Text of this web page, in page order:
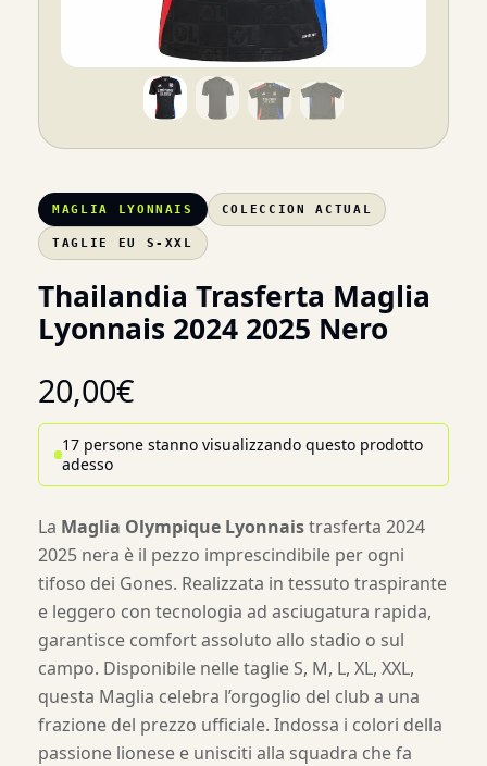
MAGLIA LYONNAIS COLECCION ACTUAL
TAGLIE EU S-XXL
Thailandia Trasferta Maglia
Lyonnais 2024 2025 Nero
20,00€
17 persone stanno visualizzando questo prodotto
adesso
La Maglia Olympique Lyonnaistrasferta 2024
2025 nera è il pezzo imprescindibile per ogni
tifoso dei Gones. Realizzata in tessuto traspirante
e leggero con tecnologia ad asciugatura rapida,
garantisce comfort assoluto allo stadio o sul
campo. Disponibile nelle taglie S, M, L, XL, XXL,
questa Maglia celebra l’orgoglio del club a una
frazione del prezzo ufficiale. Indossa i colori della
passione lionese e unisciti alla squadra che fa